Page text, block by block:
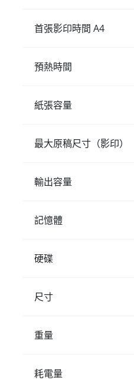
首張影印時間 A4
預熱時間
紙張容量
最大原稿尺寸（影印）
輸出容量
記憶體
硬碟
尺寸
重量
耗電量